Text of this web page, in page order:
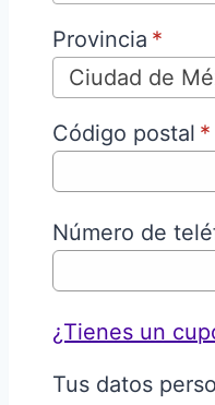
Provincia *
Ciudad de
Código postal *
Número de
¿Tienes un
Tus datos